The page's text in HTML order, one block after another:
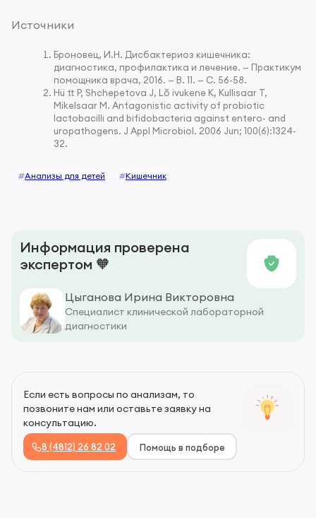
Источники
Броновец, И.Н. Дисбактериоз кишечника:
диагностика, профилактика и лечение. — Практикум
помощника врача, 2016. — В. 11. — С. 56-58.
Hü tt P, Shchepetova J, Lõ ivukene K, Kullisaar T,
Mikelsaar M. Antagonistic activity of probiotic
lactobacilli and bifidobacteria against entero- and
uropathogens. J Appl Microbiol. 2006 Jun; 100(6):1324-
32.
#Анализы для детей #Кишечник
Информация проверена
экспертом 🧡
Цыганова Ирина Викторовна
Специалист клинической лабораторной
диагностики
Если есть вопросы по анализам, то
позвоните нам или оставьте заявку на
консультацию.
8 (4812) 26 82 02 Помощь в подборе